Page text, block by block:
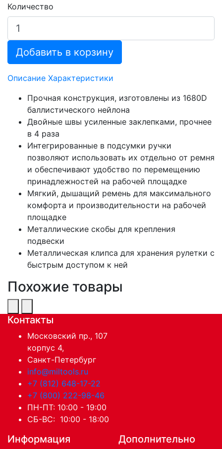
Количество
Добавить в корзину
Описание Характеристики
Прочная конструкция, изготовлены из 1680D
баллистического нейлона
Двойные швы усиленные заклепками, прочнее
в 4 раза
Интегрированные в подсумки ручки
позволяют использовать их отдельно от ремня
и обеспечивают удобство по перемещению
принадлежностей на рабочей площадке
Мягкий, дышащий ремень для максимального
комфорта и производительности на рабочей
площадке
Металлические скобы для крепления
подвески
Металлическая клипса для хранения рулетки с
быстрым доступом к ней
Похожие товары
Контакты
Московский пр., 107
корпус 4,
Санкт-Петербург
info@miltools.ru
+7 (812) 648-17-22
+7 (800) 222-98-46
ПН-ПТ: 10:00 - 19:00
СБ-ВС: 10:00 - 18:00
Информация Дополнительно